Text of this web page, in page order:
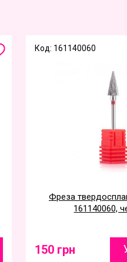
Код: 161140060
Фреза
161140060,
150 грн